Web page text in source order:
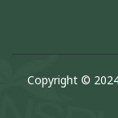
Copyright ©